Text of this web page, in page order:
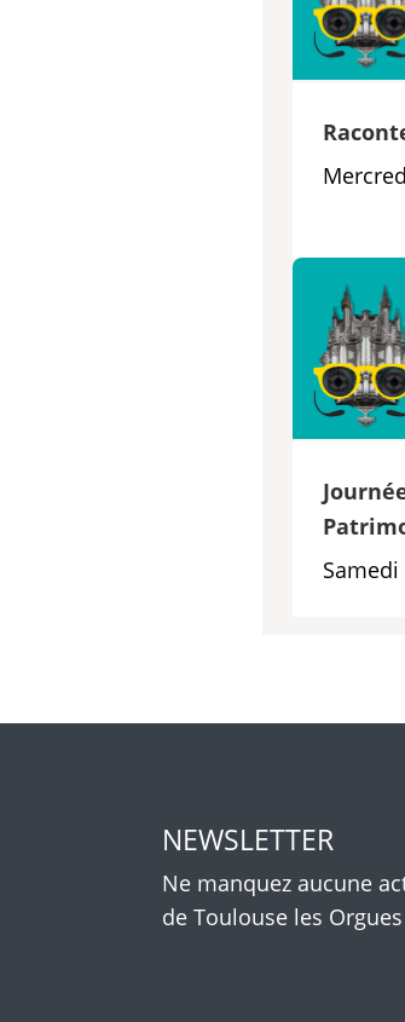
NEWSLETTER
Ne manquez aucune
de Toulouse les Orgues